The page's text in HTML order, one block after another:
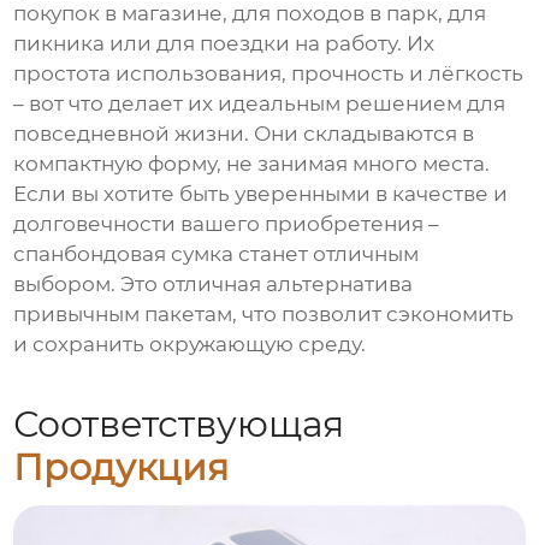
покупок в магазине, для походов в парк, для
пикника или для поездки на работу. Их
простота использования, прочность и лёгкость
– вот что делает их идеальным решением для
повседневной жизни. Они складываются в
компактную форму, не занимая много места.
Если вы хотите быть уверенными в качестве и
долговечности вашего приобретения –
спанбондовая сумка станет отличным
выбором. Это отличная альтернатива
привычным пакетам, что позволит сэкономить
и сохранить окружающую среду.
Соответствующая
Продукция